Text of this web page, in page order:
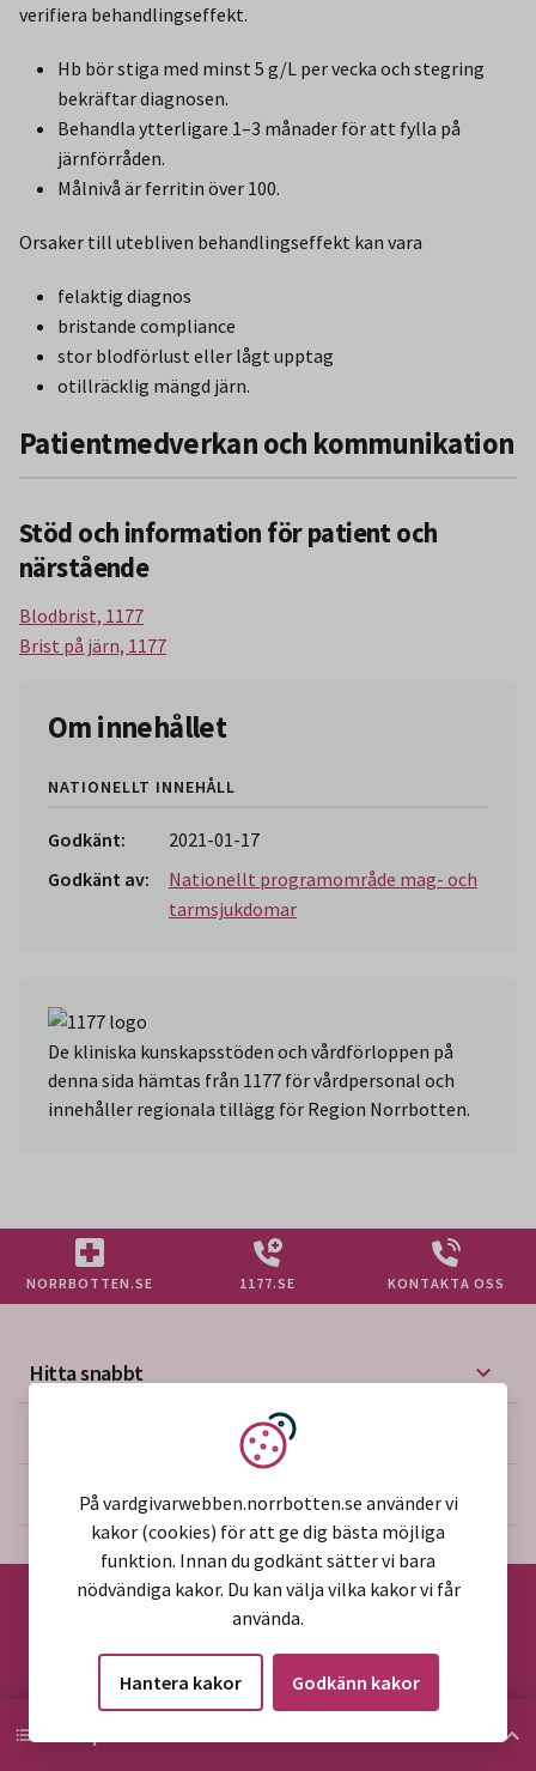
HITTA PÅ SIDAN
verifiera behandlingseffekt.
Hb bör stiga med minst 5 g/L per vecka och stegring
bekräftar diagnosen.
Behandla ytterligare 1–3 månader för att fylla på
järnförråden.
Målnivå är ferritin över 100.
Orsaker till utebliven behandlingseffekt kan vara
felaktig diagnos
bristande compliance
stor blodförlust eller lågt upptag
otillräcklig mängd järn.
Patientmedverkan och kommunikation
Stöd och information för patient och
närstående
Blodbrist, 1177
Brist på järn, 1177
Om innehållet
NATIONELLT INNEHÅLL
Godkänt:
2021-01-17
Godkänt av:
Nationellt programområde mag- och
tarmsjukdomar
De kliniska kunskapsstöden och vårdförloppen på
denna sida hämtas från 1177 för vårdpersonal och
innehåller regionala tillägg för Region Norrbotten.
NORRBOTTEN.SE 1177.SE KONTAKTA OSS
Hitta snabbt
Mer på vårdgivarwebben
Om webbplatsen
©2026 Region Norrbotten
Vi använder kakor
På vardgivarwebben.norrbotten.se använder vi
kakor (cookies) för att ge dig bästa möjliga
funktion. Innan du godkänt sätter vi bara
nödvändiga kakor. Du kan välja vilka kakor vi får
använda.
Hantera kakor Godkänn kakor